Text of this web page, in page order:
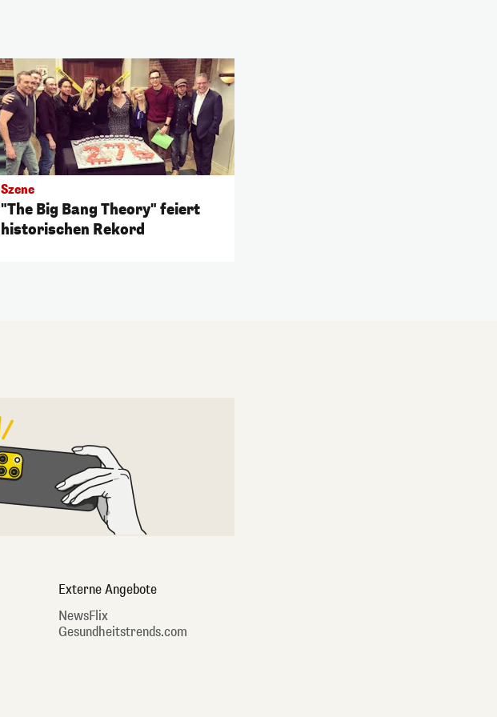
Szene
"The Big Bang Theory" feiert
historischen Rekord
Externe Angebote
NewsFlix
Gesundheitstrends.com